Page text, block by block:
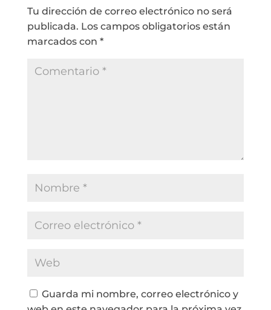
Tu dirección de correo electrónico no será
publicada. Los campos obligatorios están
marcados con *
Guarda mi nombre, correo electrónico y